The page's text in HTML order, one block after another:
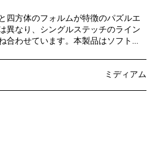
四方体のフォルムが特徴のパズルエ
異なり、シングルステッチのライン
合わせています。本製品はソフトグ
たミディアムサイズです。
ミディアム